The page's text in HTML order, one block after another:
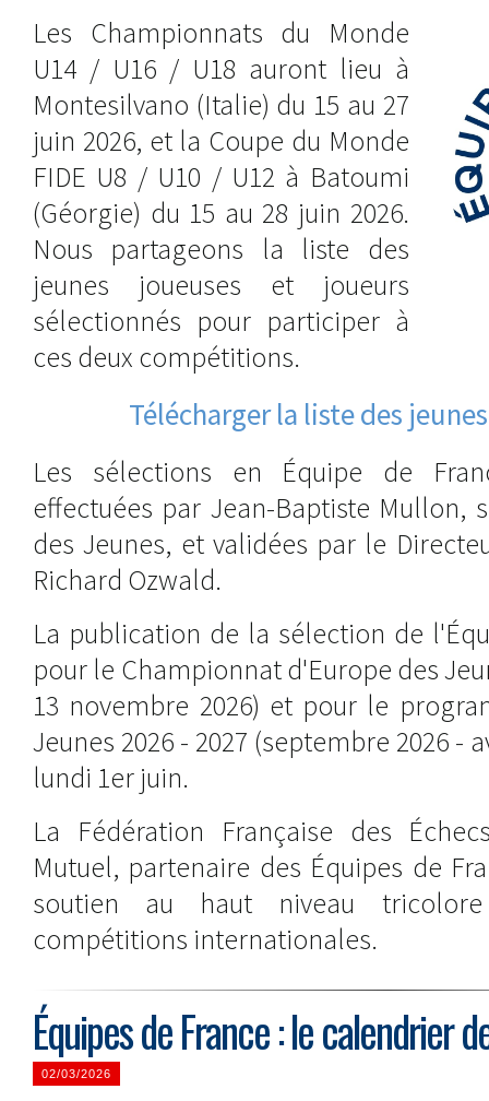
Les Championnats du Monde
U14 / U16 / U18 auront lieu à
Montesilvano (Italie) du 15 au 27
juin 2026, et la Coupe du Monde
FIDE U8 / U10 / U12 à Batoumi
(Géorgie) du 15 au 28 juin 2026.
Nous partageons la liste des
jeunes joueuses et joueurs
sélectionnés pour participer à
ces deux compétitions.
Télécharger la liste des
Les sélections en Équipe de
effectuées par Jean-Baptiste Mullon,
des Jeunes, et validées par le
Richard Ozwald.
La publication de la sélection de
pour le Championnat d'Europe des
13 novembre 2026) et pour le
Jeunes 2026 - 2027 (septembre 2026 -
lundi 1er juin.
La Fédération Française des
Mutuel, partenaire des Équipes de
soutien au haut niveau
compétitions internationales.
Équipes de France : le calendrier
02/03/2026